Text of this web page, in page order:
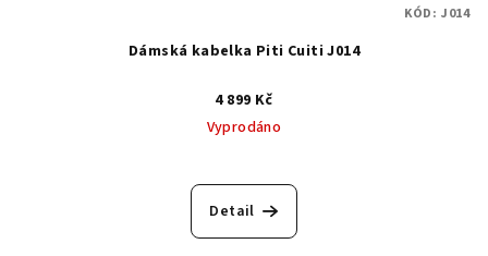
Dámská kabelka Piti Cuiti J014
4 899 Kč
Vyprodáno
Detail
KÓD: J014